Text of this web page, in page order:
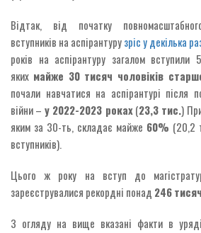
Відтак, від початку
вступників на аспірантурузріс у декілька
років на аспірантуру загалом вступили
яких майже 30 тисяч чоловіків
почали навчатися на аспірантурі після
війни – у 2022-2023 роках(23,3 тис.)
яким за 30-ть, складає майже 60% (20,2
вступників).
Цього ж року на вступ до
зареєструвалися рекордні понад 246
З огляду на вище вказані факти в